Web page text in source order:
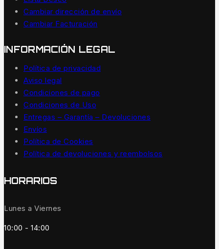
Cambiar dirección de envío
Cambiar Facturación
INFORMACIÓN LEGAL
Política de privacidad
Aviso legal
Condiciones de pago
Condiciones de Uso
Entregas – Garantía – Devoluciones
Envíos
Política de Cookies
Política de devoluciones y reembolsos
HORARIOS
Lunes a Viernes
10:00 - 14:00